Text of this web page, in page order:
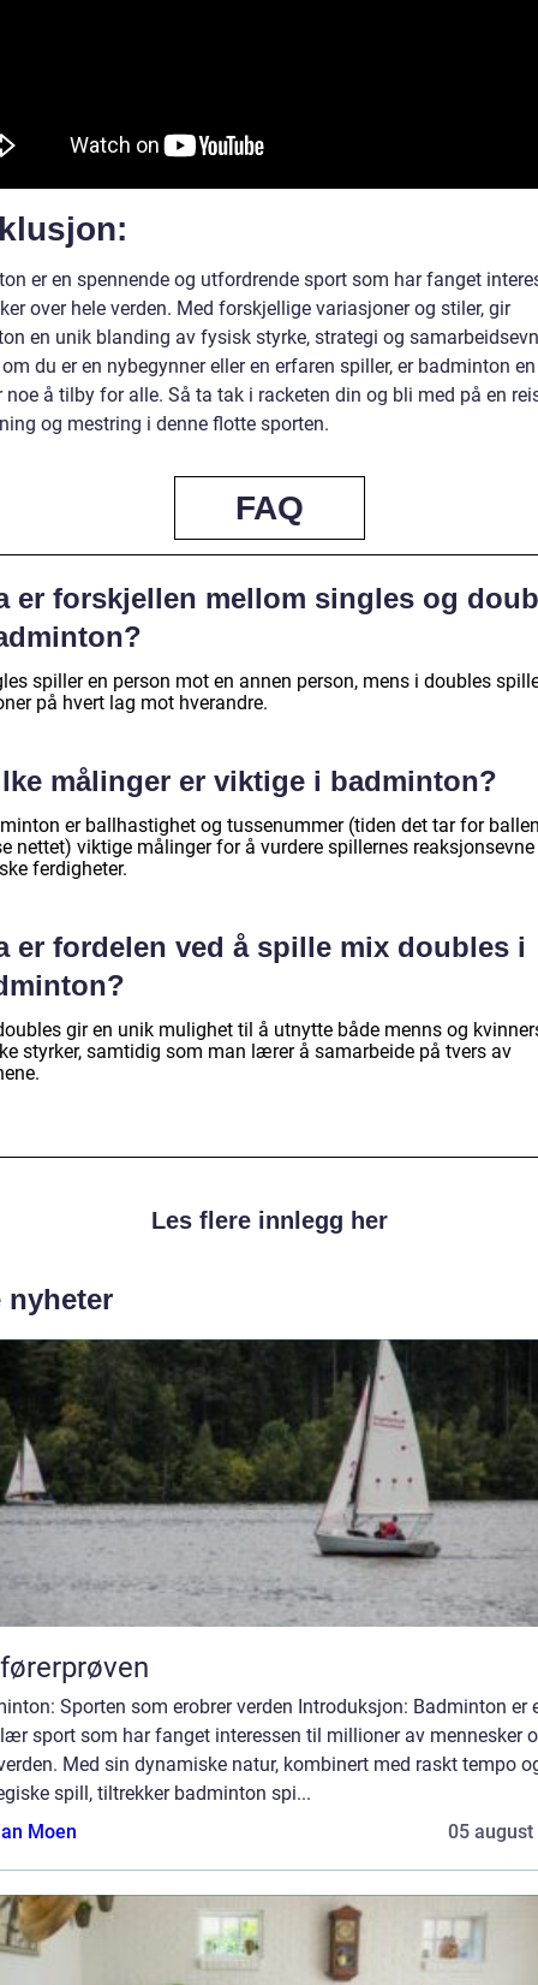
er en spennende og utfordrende sport som har fanget
over hele verden. Med forskjellige variasjoner og stiler, gir
en unik blanding av fysisk styrke, strategi og
du er en nybegynner eller en erfaren spiller, er badminton
noe å tilby for alle. Så ta tak i racketen din og bli med på en
og mestring i denne flotte sporten.
FAQ
er forskjellen mellom singles og
spiller en person mot en annen person, mens i doubles
på hvert lag mot hverandre.
målinger er viktige i badminton?
er ballhastighet og tussenummer (tiden det tar for
nettet) viktige målinger for å vurdere spillernes
ferdigheter.
er fordelen ved å spille mix doubles i
gir en unik mulighet til å utnytte både menns og
styrker, samtidig som man lærer å samarbeide på tvers av
Les flere innlegg her
nyheter
Sporten som erobrer verden Introduksjon: Badminton er
sport som har fanget interessen til millioner av mennesker
Med sin dynamiske natur, kombinert med raskt tempo
spill, tiltrekker badminton spi...
Moen
05 august